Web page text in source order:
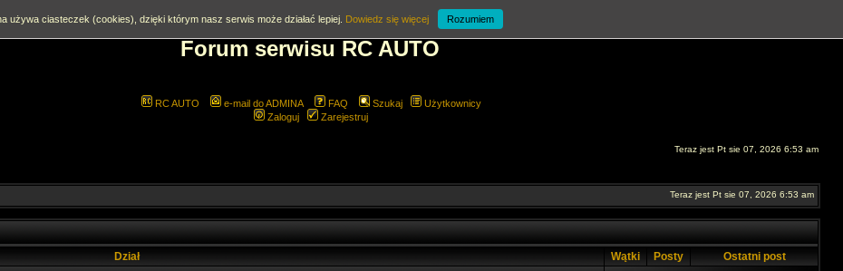
Forum serwisu RC AUTO
RC AUTO e-mail do ADMINA FAQ Szukaj
Użytkownicy
Zaloguj
Zarejestruj
Teraz jest Pt sie 07, 2026 6:53 am
Teraz jest Pt sie 07, 2026 6:53 am
Dział Wątki Posty Ostatni post
używa ciasteczek (cookies), dzięki którym nasz serwis może działać lepiej. Dowiedz się więcej Rozumiem